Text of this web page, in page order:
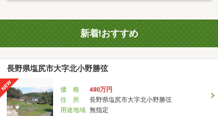
新着!おすすめ
長野県塩尻市大字北小野勝弦
価 格
480万円
住 所
長野県塩尻市大字北小野勝弦
用途地域 無指定